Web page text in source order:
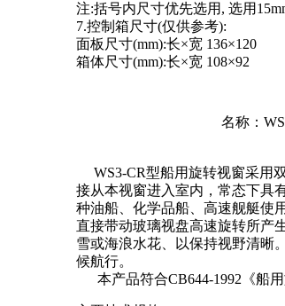
注:括号内尺寸优先选用, 选用
7.控制箱尺寸(仅供参考):
面板尺寸(mm):长×宽 136×120
箱体尺寸(mm):长×宽 108×92
名称：
WS3-CR型船用旋转视窗采用
接从本视窗进入室内，常态下具
种油船、化学品船、高速舰艇使
直接带动玻璃视盘高速旋转所产
雪或海浪水花、以保持视野清晰
候航行。
本产品符合CB644-1992《船用